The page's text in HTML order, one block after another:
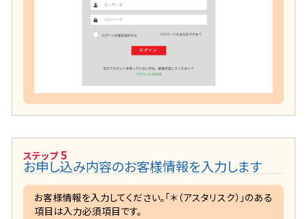
ステップ 5
お申し込み内容のお客様情報を入力します
お客様情報を入力してください。「＊（アスタリスク）」のある
項目は入力必須項目です。